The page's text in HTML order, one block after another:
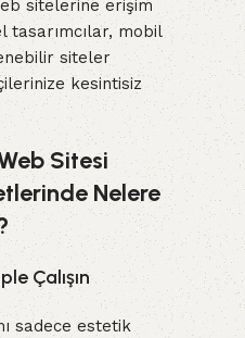
sitelerine erişim
tasarımcılar, mobil
siteler
kesintisiz
Sitesi
Nelere
Çalışın
sadece estetik